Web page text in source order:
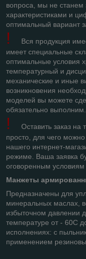
вопроса, мы не станем
характеристиками и
оптимальный вариант
!
Вся продукция
имеет специальные
оптимальные условия
температурный и
механические и иные
возникновения
моделей вы можете
обязательно выполним.
!
Оставить заказ на
просто, для чего можно
нашего интернет-
режиме. Ваша заявка
оговоренным условиям
Манжеты
Предназначены для
минеральных маслах,
избыточном давлении
температуре от - 60С
исполнениях: с
применением